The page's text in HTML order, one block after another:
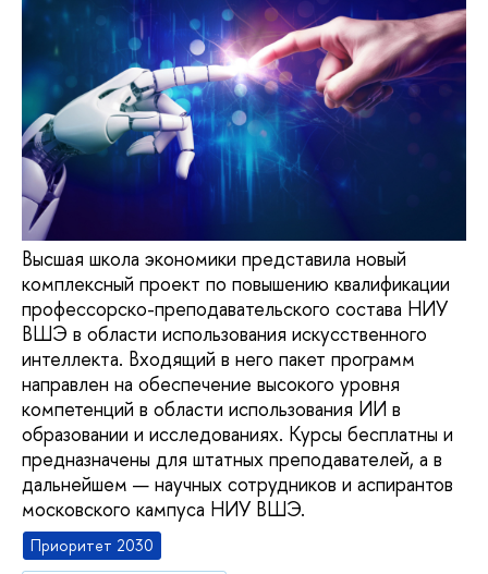
Высшая школа экономики представила новый
комплексный проект по повышению квалификации
профессорско-преподавательского состава НИУ
ВШЭ в области использования искусственного
интеллекта. Входящий в него пакет программ
направлен на обеспечение высокого уровня
компетенций в области использования ИИ в
образовании и исследованиях. Курсы бесплатны и
предназначены для штатных преподавателей, а в
дальнейшем — научных сотрудников и аспирантов
московского кампуса НИУ ВШЭ.
Приоритет 2030